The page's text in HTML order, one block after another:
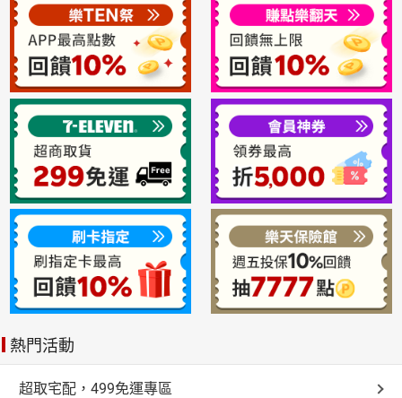
熱門活動
超取宅配，499免運專區